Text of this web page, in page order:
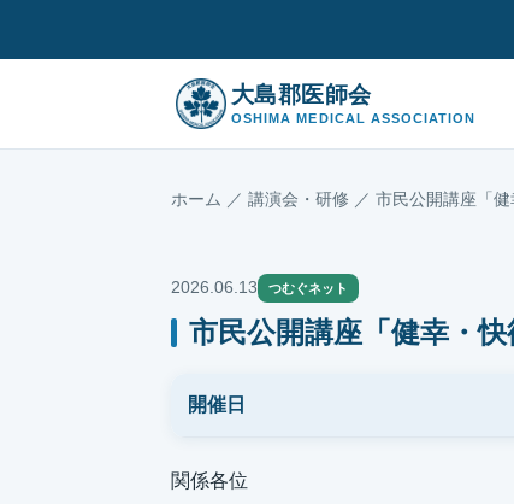
大島郡医師会
OSHIMA MEDICAL ASSOCIATION
ホーム ／ 講演会・研修 ／ 市民公開講座「
2026.06.13 つむぐネット
市民公開講座「健幸・
開催日
関係各位